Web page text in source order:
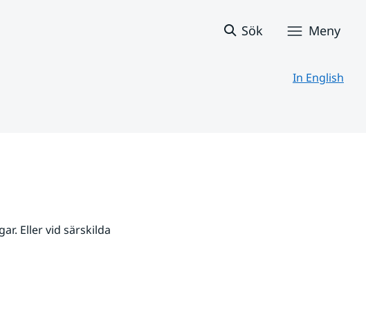
Sök Meny
In English
Eller vid särskilda